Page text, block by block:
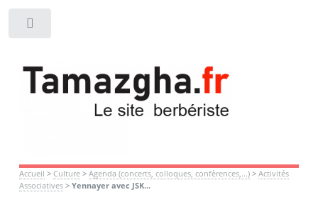
Accueil > Culture> Agenda (concerts, colloques, confèrences,...)> Activités
Associatives> Yennayer avec JSK...